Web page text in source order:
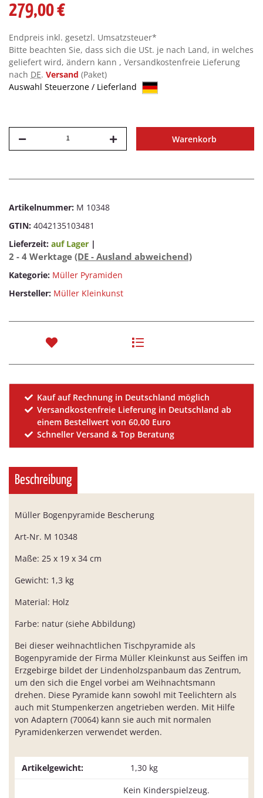
279,00 €
Endpreis inkl. gesetzl. Umsatzsteuer*
Bitte beachten Sie, dass sich die USt. je nach Land, in welches
geliefert wird, ändern kann , Versandkostenfreie Lieferung
nach DE. Versand (Paket)
Auswahl Steuerzone / Lieferland
Warenkorb
Artikelnummer: M 10348
GTIN: 4042135103481
Lieferzeit: auf Lager |
2 - 4 Werktage (DE - Ausland abweichend)
Kategorie: Müller Pyramiden
Hersteller: Müller Kleinkunst
Kauf auf Rechnung in Deutschland möglich
Versandkostenfreie Lieferung in Deutschland ab
einem Bestellwert von 60,00 Euro
Schneller Versand & Top Beratung
Beschreibung
Müller Bogenpyramide Bescherung
Art-Nr. M 10348
Maße: 25 x 19 x 34 cm
Gewicht: 1,3 kg
Material: Holz
Farbe: natur (siehe Abbildung)
Bei dieser weihnachtlichen Tischpyramide als
Bogenpyramide der Firma Müller Kleinkunst aus Seiffen im
Erzgebirge bildet der Lindenholzspanbaum das Zentrum,
um den sich die Engel vorbei am Weihnachtsmann
drehen. Diese Pyramide kann sowohl mit Teelichtern als
auch mit Stumpenkerzen angetrieben werden. Mit Hilfe
von Adaptern (70064) kann sie auch mit normalen
Pyramidenkerzen verwendet werden.
Artikelgewicht: 1,30 kg
Kein Kinderspielzeug.